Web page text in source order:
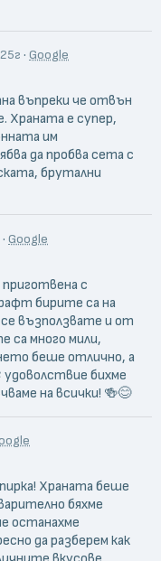
· Google
въпреки че отвън
Храната е супер,
им
да пробва сета с
брутални
· Google
с
бирите са на
възползвате и от
са много мили,
беше отлично, а
бихме
на всички! 🍻😊
Храната беше
бяхме
останахме
да разберем как